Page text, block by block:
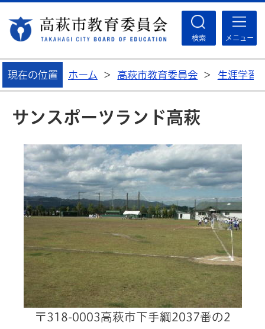
検索 メニュー
現在の位置 ホーム > 高萩市教育委員会 > 生涯学習
サンスポーツランド高萩
〒318-0003高萩市下手綱2037番の2